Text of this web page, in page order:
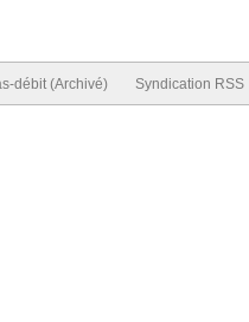
débit (Archivé) Syndication RSS